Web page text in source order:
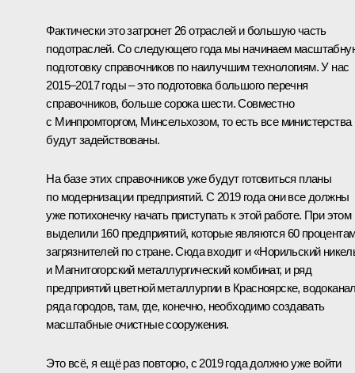
Фактически это затронет 26 отраслей и большую часть
подотраслей. Со следующего года мы начинаем
подготовку справочников по наилучшим технологиям. У нас
2015–2017 годы – это подготовка большого перечня
справочников, больше сорока шести. Совместно
с Минпромторгом, Минсельхозом, то есть все министерства
будут задействованы.
На базе этих справочников уже будут готовиться планы
по модернизации предприятий. С 2019 года они все должны
уже потихонечку начать приступать к этой работе. При
выделили 160 предприятий, которые являются 60
загрязнителей по стране. Сюда входит и «Норильский
и Магнитогорский металлургический комбинат, и ряд
предприятий цветной металлургии в Красноярске,
ряда городов, там, где, конечно, необходимо создавать
масштабные очистные сооружения.
Это всё, я ещё раз повторю, с 2019 года должно уже войти